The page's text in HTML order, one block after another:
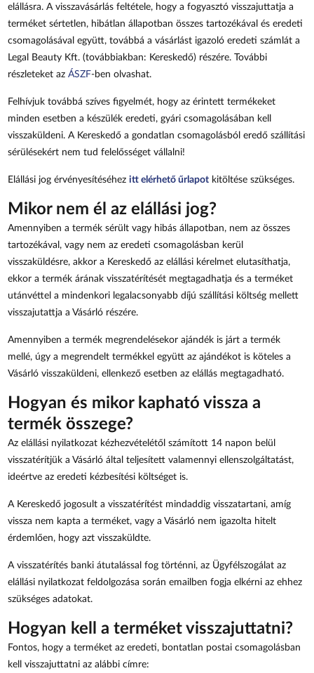
elállásra. A visszavásárlás feltétele, hogy a fogyasztó visszajuttatja a
terméket sértetlen, hibátlan állapotban összes tartozékával és eredeti
csomagolásával együtt, továbbá a vásárlást igazoló eredeti számlát a
Legal Beauty Kft. (továbbiakban: Kereskedő) részére. További
részleteket azÁSZF-ben olvashat.
Felhívjuk továbbá szíves figyelmét, hogy az érintett termékeket
minden esetben a készülék eredeti, gyári csomagolásában kell
visszaküldeni. A Kereskedő a gondatlan csomagolásból eredő szállítási
sérülésekért nem tud felelősséget vállalni!
Elállási jog érvényesítéséhez itt elérhető űrlapot kitöltése szükséges.
Mikor nem él az elállási jog?
Amennyiben a termék sérült vagy hibás állapotban, nem az összes
tartozékával, vagy nem az eredeti csomagolásban kerül
visszaküldésre, akkor a Kereskedő az elállási kérelmet elutasíthatja,
ekkor a termék árának visszatérítését megtagadhatja és a terméket
utánvéttel a mindenkori legalacsonyabb díjú szállítási költség mellett
visszajutattja a Vásárló részére.
Amennyiben a termék megrendelésekor ajándék is járt a termék
mellé, úgy a megrendelt termékkel együtt az ajándékot is köteles a
Vásárló visszaküldeni, ellenkező esetben az elállás megtagadható.
Hogyan és mikor kapható vissza a
termék összege?
Az elállási nyilatkozat kézhezvételétől számított 14 napon belül
visszatérítjük a Vásárló által teljesített valamennyi ellenszolgáltatást,
ideértve az eredeti kézbesítési költséget is.
A Kereskedő jogosult a visszatérítést mindaddig visszatartani, amíg
vissza nem kapta a terméket, vagy a Vásárló nem igazolta hitelt
érdemlően, hogy azt visszaküldte.
A visszatérítés banki átutalással fog történni, az Ügyfélszogálat az
elállási nyilatkozat feldolgozása során emailben fogja elkérni az ehhez
szükséges adatokat.
Hogyan kell a terméket visszajuttatni?
Fontos, hogy a terméket az eredeti, bontatlan postai csomagolásban
kell visszajuttatni az alábbi címre: